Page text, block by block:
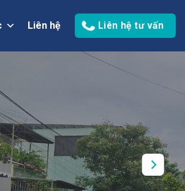
Liên hệ Liên hệ tư vấn